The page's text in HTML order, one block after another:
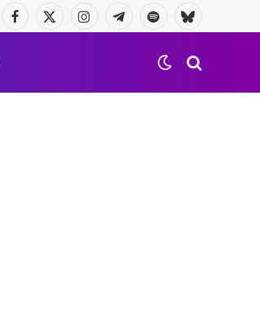
Facebook
X
InstagramTelegramaSpotifyBluesky